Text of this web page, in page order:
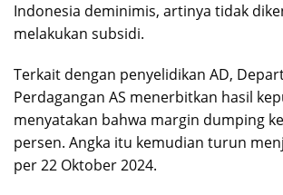
Indonesia deminimis, artinya tidak
melakukan subsidi.
Terkait dengan penyelidikan AD,
Perdagangan AS menerbitkan hasil
menyatakan bahwa margin dumping
persen. Angka itu kemudian turun
per 22 Oktober 2024.